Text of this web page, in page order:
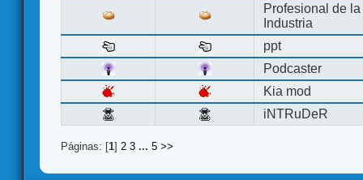
Profesional de la
Industria
ppt
Podcaster
Kia mod
iNTRuDeR
Páginas: [1] 2 3 ... 5 >>